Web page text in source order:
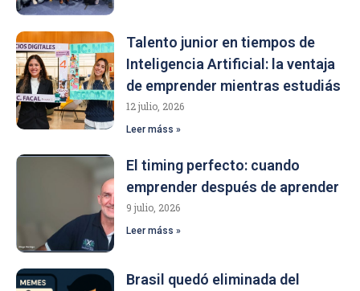
Talento junior en tiempos de
Inteligencia Artificial: la ventaja
de emprender mientras estudiás
12 julio, 2026
Leer máss »
El timing perfecto: cuando
emprender después de aprender
9 julio, 2026
Leer máss »
Brasil quedó eliminada del